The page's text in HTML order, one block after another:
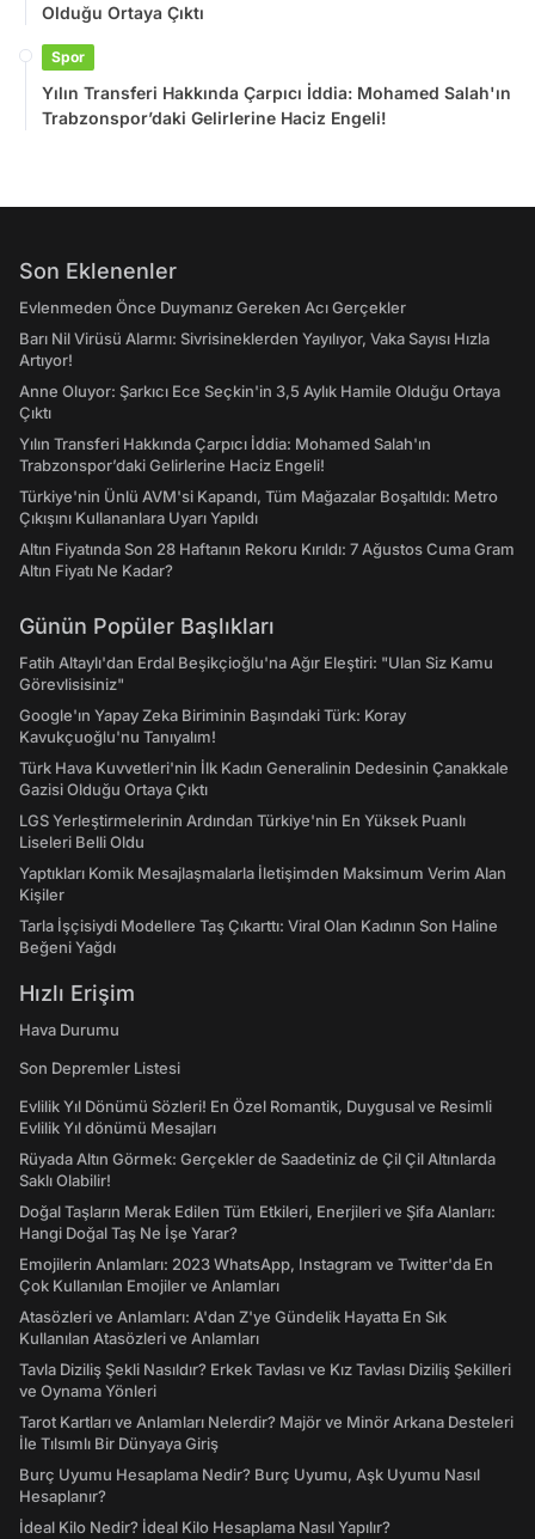
Olduğu Ortaya Çıktı
Spor
Yılın Transferi Hakkında Çarpıcı İddia: Mohamed Salah'ın
Trabzonspor’daki Gelirlerine Haciz Engeli!
Son Eklenenler
Evlenmeden Önce Duymanız Gereken Acı Gerçekler
Barı Nil Virüsü Alarmı: Sivrisineklerden Yayılıyor, Vaka Sayısı Hızla
Artıyor!
Anne Oluyor: Şarkıcı Ece Seçkin'in 3,5 Aylık Hamile Olduğu Ortaya
Çıktı
Yılın Transferi Hakkında Çarpıcı İddia: Mohamed Salah'ın
Trabzonspor’daki Gelirlerine Haciz Engeli!
Türkiye'nin Ünlü AVM'si Kapandı, Tüm Mağazalar Boşaltıldı: Metro
Çıkışını Kullananlara Uyarı Yapıldı
Altın Fiyatında Son 28 Haftanın Rekoru Kırıldı: 7 Ağustos Cuma Gram
Altın Fiyatı Ne Kadar?
Günün Popüler Başlıkları
Fatih Altaylı'dan Erdal Beşikçioğlu'na Ağır Eleştiri: "Ulan Siz Kamu
Görevlisisiniz"
Google'ın Yapay Zeka Biriminin Başındaki Türk: Koray
Kavukçuoğlu'nu Tanıyalım!
Türk Hava Kuvvetleri'nin İlk Kadın Generalinin Dedesinin Çanakkale
Gazisi Olduğu Ortaya Çıktı
LGS Yerleştirmelerinin Ardından Türkiye'nin En Yüksek Puanlı
Liseleri Belli Oldu
Yaptıkları Komik Mesajlaşmalarla İletişimden Maksimum Verim Alan
Kişiler
Tarla İşçisiydi Modellere Taş Çıkarttı: Viral Olan Kadının Son Haline
Beğeni Yağdı
Hızlı Erişim
Hava Durumu
Son Depremler Listesi
Evlilik Yıl Dönümü Sözleri! En Özel Romantik, Duygusal ve Resimli
Evlilik Yıl dönümü Mesajları
Rüyada Altın Görmek: Gerçekler de Saadetiniz de Çil Çil Altınlarda
Saklı Olabilir!
Doğal Taşların Merak Edilen Tüm Etkileri, Enerjileri ve Şifa Alanları:
Hangi Doğal Taş Ne İşe Yarar?
Emojilerin Anlamları: 2023 WhatsApp, Instagram ve Twitter'da En
Çok Kullanılan Emojiler ve Anlamları
Atasözleri ve Anlamları: A'dan Z'ye Gündelik Hayatta En Sık
Kullanılan Atasözleri ve Anlamları
Tavla Diziliş Şekli Nasıldır? Erkek Tavlası ve Kız Tavlası Diziliş Şekilleri
ve Oynama Yönleri
Tarot Kartları ve Anlamları Nelerdir? Majör ve Minör Arkana Desteleri
İle Tılsımlı Bir Dünyaya Giriş
Burç Uyumu Hesaplama Nedir? Burç Uyumu, Aşk Uyumu Nasıl
Hesaplanır?
İdeal Kilo Nedir? İdeal Kilo Hesaplama Nasıl Yapılır?